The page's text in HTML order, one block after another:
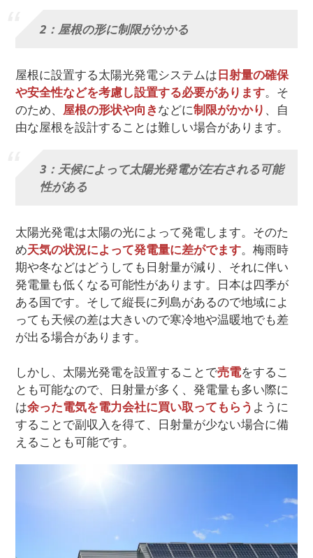
2：屋根の形に制限がかかる
屋根に設置する太陽光発電システムは日射量の確保
や安全性などを考慮し設置する必要があります。そ
のため、
屋根の形状や向きなどに制限がかかり 、自
由な屋根を設計することは難しい場合があります。
3：天候によって太陽光発電が左右される可能
性がある
太陽光発電は太陽の光によって発電します。そのた
め天気の状況によって発電量に差がでます。梅雨時
期や冬などはどうしても日射量が減り、それに伴い
発電量も低くなる可能性があります。日本は四季が
ある国です。そして縦長に列島があるので地域によ
っても天候の差は大きいので寒冷地や温暖地でも差
が出る場合があります。
しかし、太陽光発電を設置することで売電をするこ
とも可能なので、日射量が多く、発電量も多い際に
は余った電気を電力会社に買い取ってもらう ように
することで副収入を得て、日射量が少ない場合に備
えることも可能です。